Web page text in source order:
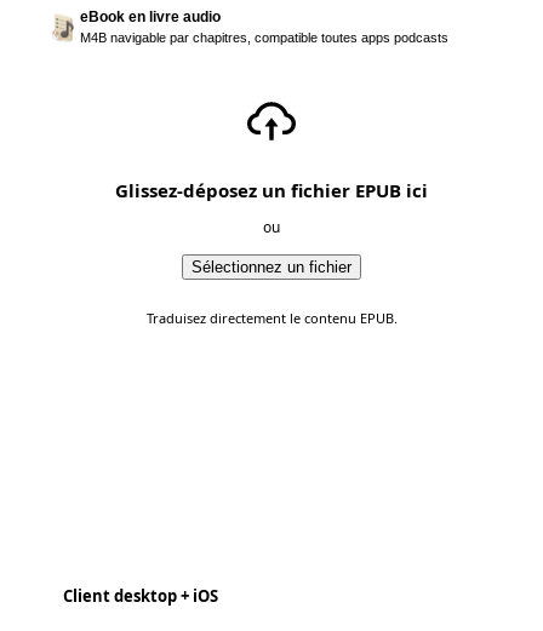
eBook en livre audio
M4B navigable par chapitres, compatible toutes apps podcasts
Glissez-déposez un fichier EPUB ici
ou
Sélectionnez un fichier
Traduisez directement le contenu EPUB.
Client desktop + iOS